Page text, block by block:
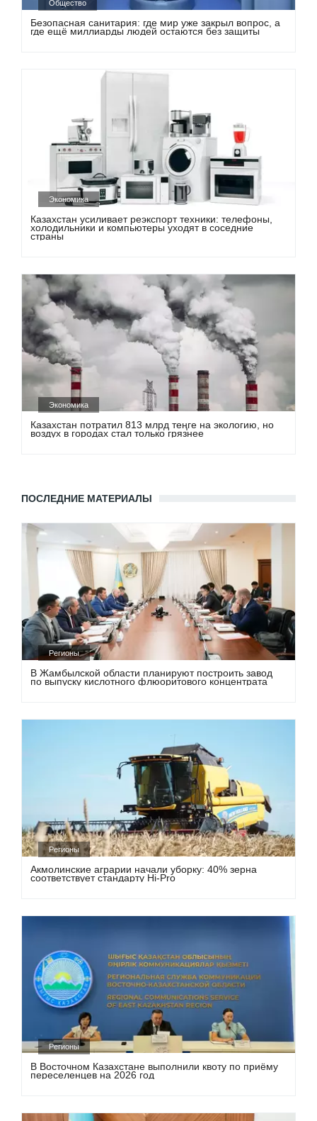
Общество
Безопасная санитария: где мир уже закрыл вопрос, а
где ещё миллиарды людей остаются без защиты
Экономика
Казахстан усиливает реэкспорт техники: телефоны,
холодильники и компьютеры уходят в соседние
страны
Экономика
Казахстан потратил 813 млрд теңге на экологию, но
воздух в городах стал только грязнее
ПОСЛЕДНИЕ МАТЕРИАЛЫ
Регионы
В Жамбылской области планируют построить завод
по выпуску кислотного флюоритового концентрата
Регионы
Акмолинские аграрии начали уборку: 40% зерна
соответствует стандарту Hi-Pro
Регионы
В Восточном Казахстане выполнили квоту по приёму
переселенцев на 2026 год